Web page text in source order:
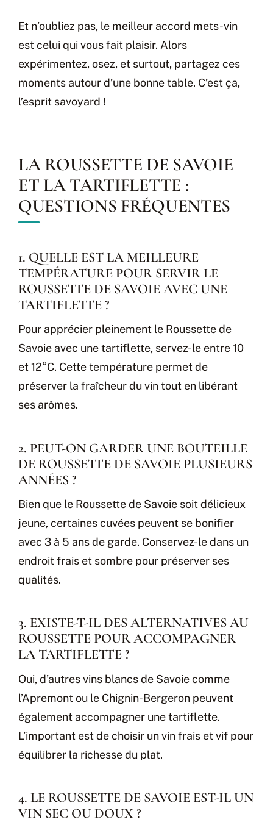
Et n’oubliez pas, le meilleur accord mets-vin
est celui qui vous fait plaisir. Alors
expérimentez, osez, et surtout, partagez ces
moments autour d’une bonne table. C’est ça,
l’esprit savoyard !
LA ROUSSETTE DE SAVOIE
ET LA TARTIFLETTE :
QUESTIONS FRÉQUENTES
1. QUELLE EST LA MEILLEURE
TEMPÉRATURE POUR SERVIR LE
ROUSSETTE DE SAVOIE AVEC UNE
TARTIFLETTE ?
Pour apprécier pleinement le Roussette de
Savoie avec une tartiflette, servez-le entre 10
et 12°C. Cette température permet de
préserver la fraîcheur du vin tout en libérant
ses arômes.
2. PEUT-ON GARDER UNE BOUTEILLE
DE ROUSSETTE DE SAVOIE PLUSIEURS
ANNÉES ?
Bien que le Roussette de Savoie soit délicieux
jeune, certaines cuvées peuvent se bonifier
avec 3 à 5 ans de garde. Conservez-le dans un
endroit frais et sombre pour préserver ses
qualités.
3. EXISTE-T-IL DES ALTERNATIVES AU
ROUSSETTE POUR ACCOMPAGNER
LA TARTIFLETTE ?
Oui, d’autres vins blancs de Savoie comme
l’Apremont ou le Chignin-Bergeron peuvent
également accompagner une tartiflette.
L’important est de choisir un vin frais et vif pour
équilibrer la richesse du plat.
4. LE ROUSSETTE DE SAVOIE EST-IL UN
VIN SEC OU DOUX ?